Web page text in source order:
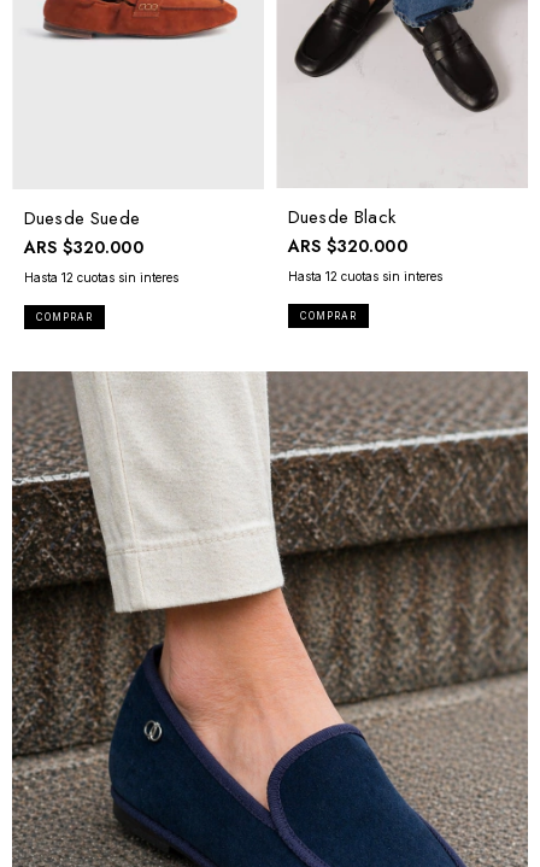
Duesde Suede
ARS $320.000
COMPRAR
Duesde Black
ARS $320.000
COMPRAR